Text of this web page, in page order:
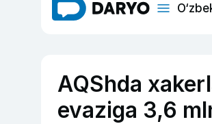
AQShda
evaziga 3,6